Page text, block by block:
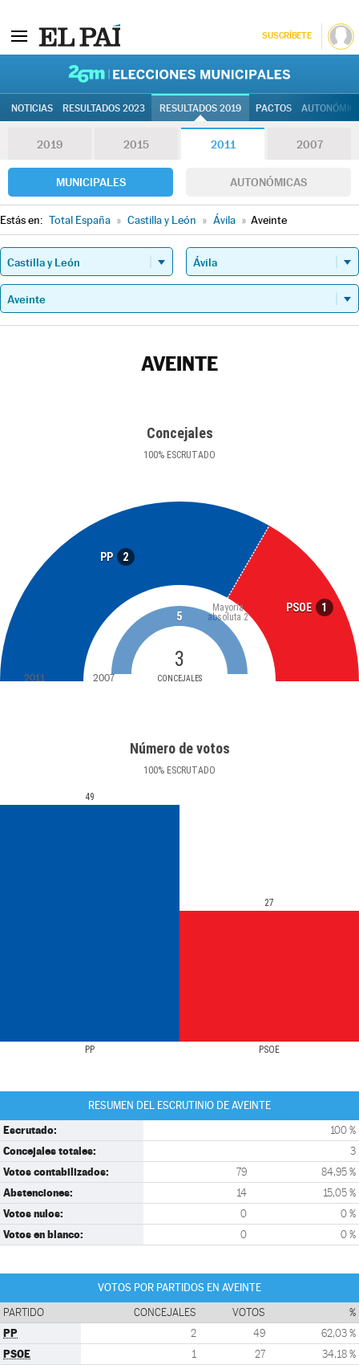
SUSCRÍBETE
NOTICIAS RESULTADOS 2023 RESULTADOS 2019 PACTOS
2019 2015 2011 2007
MUNICIPALES AUTONÓMICAS
Estás en: Total España » Castilla y León » Ávila » Aveinte
AVEINTE
Concejales
100% ESCRUTADO
PP 2
PSOE 1
3
CONCEJALES
Mayoría
absoluta 2
5
2011 2007
Número de votos
100% ESCRUTADO
PP PSOE
49
27
RESUMEN DEL ESCRUTINIO DE AVEINTE
Escrutado: 100 %
Concejales totales: 3
Votos contabilizados: 79 84,95 %
Abstenciones: 14 15,05 %
Votos nulos: 0 0 %
Votos en blanco: 0 0 %
VOTOS POR PARTIDOS EN AVEINTE
PARTIDO CONCEJALES VOTOS %
PP 2 49 62,03 %
PSOE 1 27 34,18 %